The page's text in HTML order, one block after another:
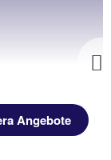
Angebote